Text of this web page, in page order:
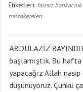
Etiketleri: faizsiz bankacılık
müzakereleri
ABDULAZİZ
başlamıştık. Bu
yapacağız Allah
düşünüyoruz. Çünkü